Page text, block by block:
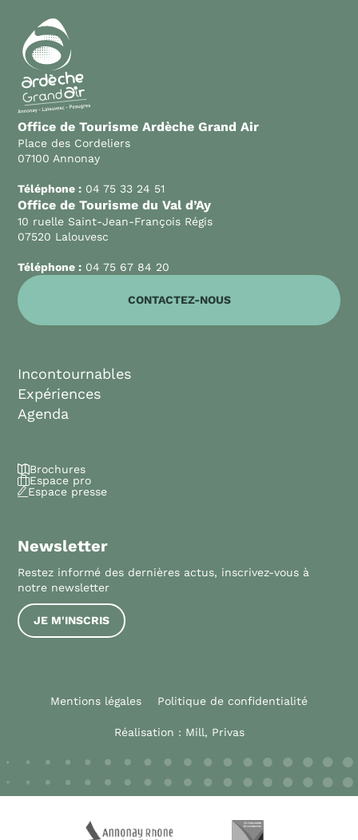
Office de Tourisme Ardèche Grand Air
Place des Cordeliers
07100 Annonay
Téléphone : 04 75 33 24 51
Office de Tourisme du Val d’Ay
10 ruelle Saint-Jean-François Régis
07520 Lalouvesc
Téléphone : 04 75 67 84 20
CONTACTEZ-NOUS
Incontournables
Expériences
Agenda
Brochures
Espace pro
Espace presse
Newsletter
Restez informé des dernières actus, inscrivez-vous à
notre newsletter
JE M'INSCRIS
Mentions légales Politique de confidentialité
Réalisation : Mill, Privas